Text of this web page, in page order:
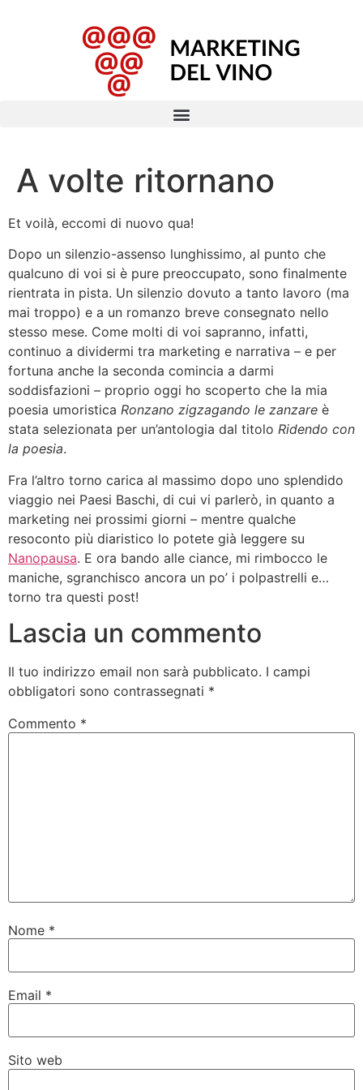
A volte ritornano
Et voilà, eccomi di nuovo qua!
Dopo un silenzio-assenso lunghissimo, al punto che
qualcuno di voi si è pure preoccupato, sono finalmente
rientrata in pista. Un silenzio dovuto a tanto lavoro (ma
mai troppo) e a un romanzo breve consegnato nello
stesso mese. Come molti di voi sapranno, infatti,
continuo a dividermi tra marketing e narrativa – e per
fortuna anche la seconda comincia a darmi
soddisfazioni – proprio oggi ho scoperto che la mia
poesia umoristica Ronzano zigzagando le zanzare è
stata selezionata per un’antologia dal titolo Ridendo con
la poesia.
Fra l’altro torno carica al massimo dopo uno splendido
viaggio nei Paesi Baschi, di cui vi parlerò, in quanto a
marketing nei prossimi giorni – mentre qualche
resoconto più diaristico lo potete già leggere su
Nanopausa. E ora bando alle ciance, mi rimbocco le
maniche, sgranchisco ancora un po’ i polpastrelli e…
torno tra questi post!
Lascia un commento
Il tuo indirizzo email non sarà pubblicato. I campi
obbligatori sono contrassegnati *
Commento *
Nome *
Email *
Sito web